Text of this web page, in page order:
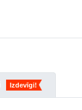
Izdevīgi!